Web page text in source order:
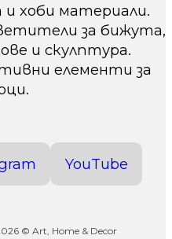
хоби материали.
за бижута,
и скулптура.
елементи за
YouTube
© Art, Home & Decor